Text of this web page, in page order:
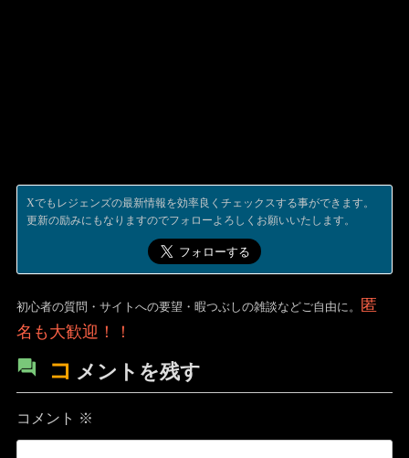
Xでもレジェンズの最新情報を効率良くチェックスする事ができます。
更新の励みにもなりますのでフォローよろしくお願いいたします。
初心者の質問・サイトへの要望・暇つぶしの雑談などご自由に。
匿
名も大歓迎！！
コ メントを残す
コメント ※